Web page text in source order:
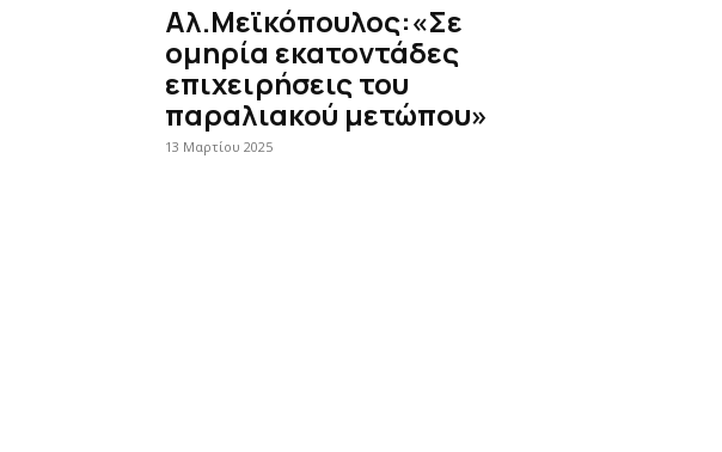
Αλ.Μεϊκόπουλος:«Σε
ομηρία εκατοντάδες
επιχειρήσεις του
παραλιακού μετώπου»
13 Μαρτίου 2025